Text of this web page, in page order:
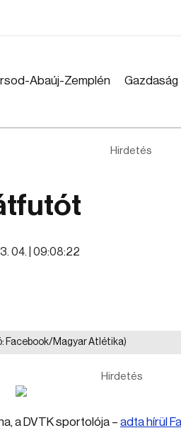
Abaúj-Zemplén Gazdaság
Hirdetés
04. | 09:08:22
Facebook/Magyar Atlétika)
Hirdetés
a DVTK sportolója – adta hírül